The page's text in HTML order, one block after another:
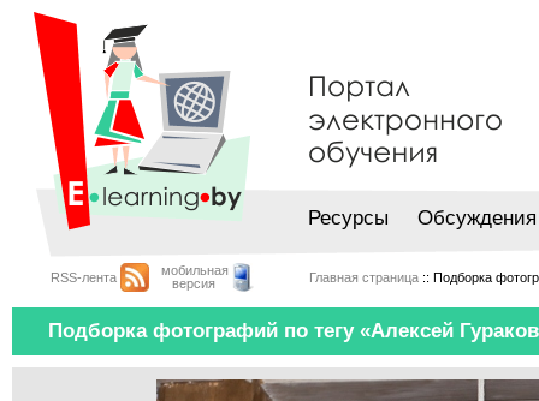
Ресурсы Обсуждения
RSS-лента
мобильная
версия
Главная страница :: Подборка
Подборка фотографий по тегу «Алексей